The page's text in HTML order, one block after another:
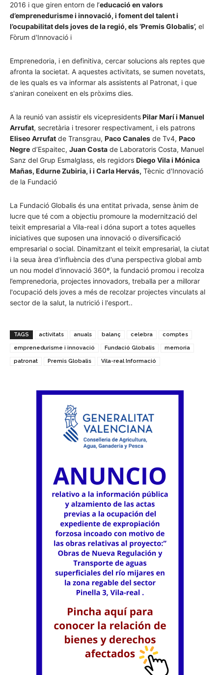
2016 i que giren entorn de l’educació en valors
d’emprenedurisme i innovació, i foment del talent i
l’ocupabilitat dels joves de la regió, els ‘Premis Globalis’, el
Fòrum d'Innovació i
Emprenedoria, i en definitiva, cercar solucions als reptes que
afronta la societat. A aquestes activitats, se sumen novetats,
de les quals es va informar als assistents al Patronat, i que
s'aniran coneixent en els pròxims dies.
A la reunió van assistir els vicepresidents Pilar Marí i Manuel
Arrufat, secretària i tresorer respectivament, i els patrons
Eliseo Arrufat de Transgrau, Paco Canales de Tv4, Paco
Negre d’Espaitec, Juan Costa de Laboratoris Costa, Manuel
Sanz del Grup Esmalglass, els regidors Diego Vila i Mónica
Mañas, Edurne Zubiria, i i Carla Hervás, Tècnic d'Innovació
de la Fundació
La Fundació Globalis és una entitat privada, sense ànim de
lucre que té com a objectiu promoure la modernització del
teixit empresarial a Vila-real i dóna suport a totes aquelles
iniciatives que suposen una innovació o diversificació
empresarial o social. Dinamitzant el teixit empresarial, la ciutat
i la seua àrea d'influència des d'una perspectiva global amb
un nou model d'innovació 360º, la fundació promou i recolza
l’emprenedoria, projectes innovadors, treballa per a millorar
l'ocupació dels joves a més de recolzar projectes vinculats al
sector de la salut, la nutrició i l'esport..
TAGS activitats anuals balanç celebra comptes
emprenedurisme i innovació Fundació Globalis memoria
patronat Premis Globalis Vila-real Informació